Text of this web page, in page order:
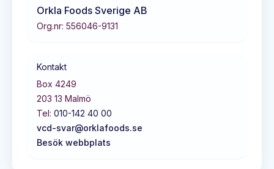
Orkla Foods Sverige AB
Org.nr: 556046-9131
Kontakt
Box 4249
203 13 Malmö
Tel: 010-142 40 00
vcd-svar@orklafoods.se
Besök webbplats